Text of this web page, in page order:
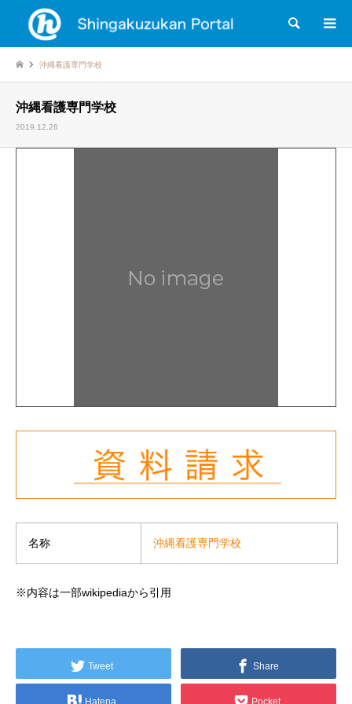
検索
沖縄看護専門学校
沖縄看護専門学校
2019.12.26
名称 沖縄看護専門学校
※内容は一部wikipediaから引用
Tweet Share